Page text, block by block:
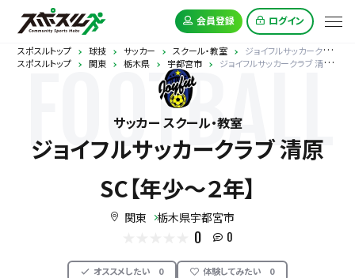
会員登録 ログイン
スポスルトップ 球技 サッカー スクール・教室
ジョイフルサッカークラブ 清原SC【年少～２年】
スポスルトップ
関東 栃木県 宇都宮市 ジョイフルサッカークラブ 清原SC【年少～２年】
FOOTBALL
サッカー スクール・教室
ジョイフルサッカークラブ 清原
SC【年少～２年】
関東 栃木県宇都宮市
0 0
オススメしたい 0 体験してみたい 0